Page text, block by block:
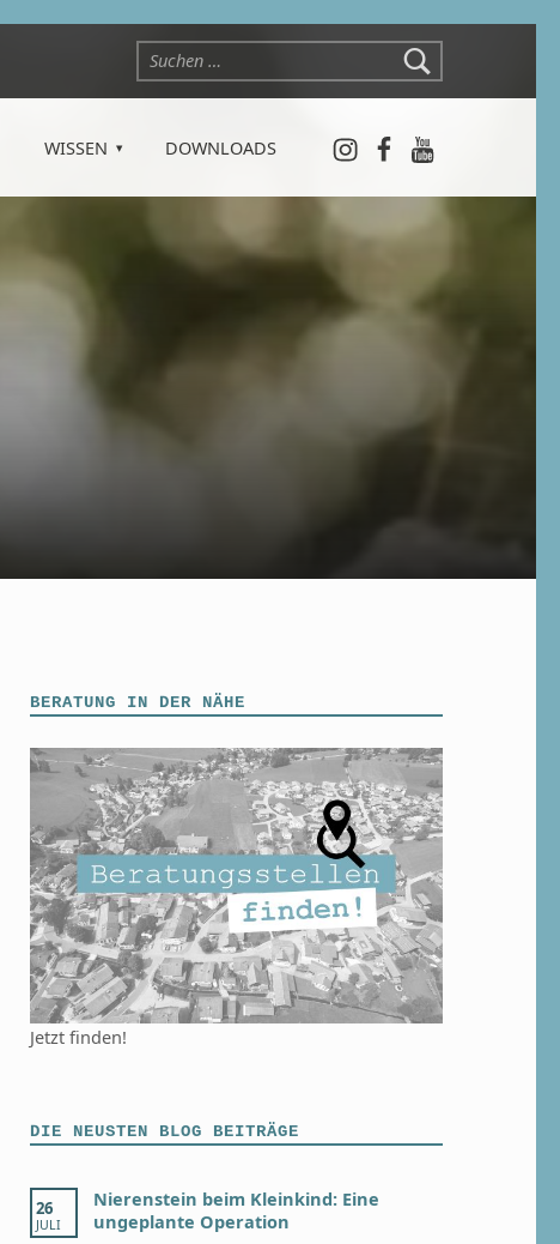
WISSEN DOWNLOADS
Instagram
Facebook
YouTube
BERATUNG IN DER NÄHE
Jetzt finden!
DIE NEUSTEN BLOG BEITRÄGE
26
JULI
Nierenstein beim Kleinkind: Eine
ungeplante Operation